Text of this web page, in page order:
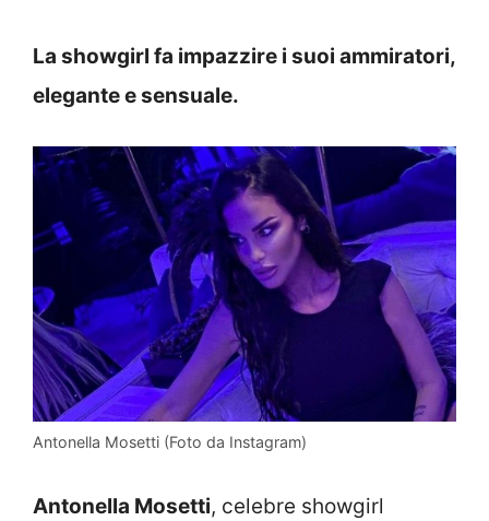
La showgirl fa impazzire i suoi ammiratori,
elegante e sensuale.
Antonella Mosetti (Foto da Instagram)
Antonella Mosetti, celebre showgirl